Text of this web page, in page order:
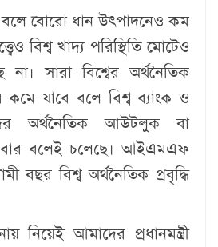
বোরো ধান উৎপাদনেও কম
বিশ্ব খাদ্য পরিস্থিতি মোটেও
না। সারা বিশ্বের অর্থনৈতিক
কমে যাবে বলে বিশ্ব ব্যাংক ও
অর্থনৈতিক আউটলুক বা
বলেই চলেছে। আইএমএফ
বছর বিশ্ব অর্থনৈতিক প্রবৃদ্ধি
নিয়েই আমাদের প্রধানমন্ত্রী